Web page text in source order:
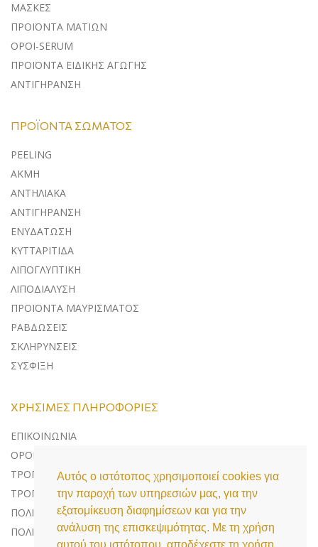
Αυτός ο ιστότοπος χρησιμοποιεί cookies για
την παροχή των υπηρεσιών μας, για την
εξατομίκευση διαφημίσεων και για την
ανάλυση της επισκεψιμότητας. Με τη χρήση
αυτού του ιστότοπου, αποδέχεστε τη χρήση
ΜΑΣΚΕΣ
ΠΡΟΪΟΝΤΑ ΜΑΤΙΩΝ
ΟΡΟΙ-SERUM
ΠΡΟΪΟΝΤΑ ΕΙΔΙΚΗΣ ΑΓΩΓΗΣ
ΑΝΤΙΓΗΡΑΝΣΗ
ΠΡΟΪΌΝΤΑ ΣΏΜΑΤΟΣ
PEELING
ΑΚΜΗ
ΑΝΤΗΛΙΑΚΑ
ΑΝΤΙΓΗΡΑΝΣΗ
ΕΝΥΔΑΤΩΣΗ
ΚΥΤΤΑΡΙΤΙΔΑ
ΛΙΠΟΓΛΥΠΤΙΚΗ
ΛΙΠΟΔΙΑΛΥΣΗ
ΠΡΟΪΟΝΤΑ ΜΑΥΡΙΣΜΑΤΟΣ
ΡΑΒΔΩΣΕΙΣ
ΣΚΛΗΡΥΝΣΕΙΣ
ΣΥΣΦΙΞΗ
ΧΡΉΣΙΜΕΣ ΠΛΗΡΟΦΟΡΊΕΣ
ΕΠΙΚΟΙΝΩΝΊΑ
ΌΡΟΙ ΧΡΉΣΗΣ
ΤΡΌΠΟΙ ΠΛΗΡΩΜΉΣ
ΤΡΌΠΟΙ ΑΠΟΣΤΟΛΉΣ
ΠΟΛΙΤΙΚΉ ΕΠΙΣΤΡΟΦΏΝ
ΠΟΛΙΤΙΚΉ ΠΡΟΣΤΑΣΊΑΣ ΔΕΔΟΜΈΝΩΝ